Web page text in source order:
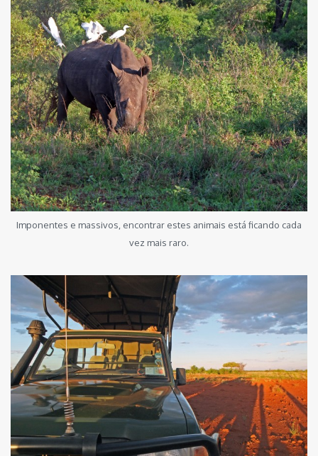
Imponentes e massivos, encontrar estes animais está ficando cada
vez mais raro.